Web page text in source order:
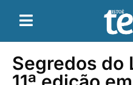
Segredos do